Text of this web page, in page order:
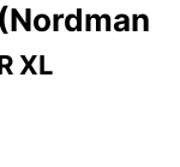
XL